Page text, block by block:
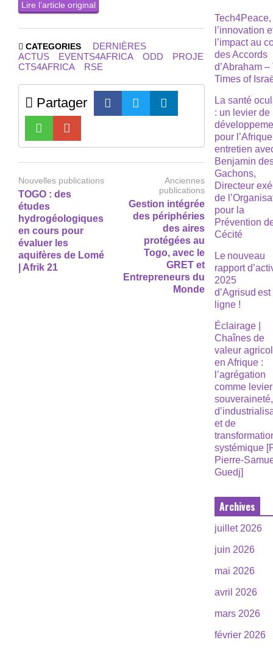
Lire l’article original
CATEGORIES
DERNIÈRES
ACTUS
EVENTS4AFRICA ODD
PROJE
CTS4AFRICA
RSE
Partager
Nouvelles publications
TOGO : des
études
hydrogéologiques
en cours pour
évaluer les
aquifères de Lomé
| Afrik 21
Anciennes
publications
Gestion intégrée
des périphéries
des aires
protégées au
Togo, avec le
GRET et
Entrepreneurs du
Monde
Tech4Peace,
l’innovation
l’impact au
des Accords
d’Abraham –
Times of
La santé
: un levier de
pour
entretien
Benjamin
Gachons,
Directeur
de
pour la
Prévention
Cécité
Le nouveau
rapport
2025
d’Agrisud
ligne !
Éclairage |
Chaînes de
valeur
en Afrique :
l’agrégation
comme
souveraineté,
et de
systémique
Pierre-
Guedj]
Archives
juillet 2026
juin 2026
mai 2026
avril 2026
mars 2026
février 2026